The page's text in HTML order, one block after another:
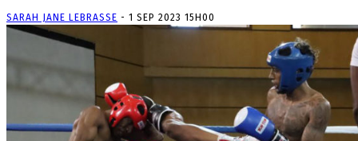
SARAH JANE LEBRASSE - 1 SEP 2023 15H00